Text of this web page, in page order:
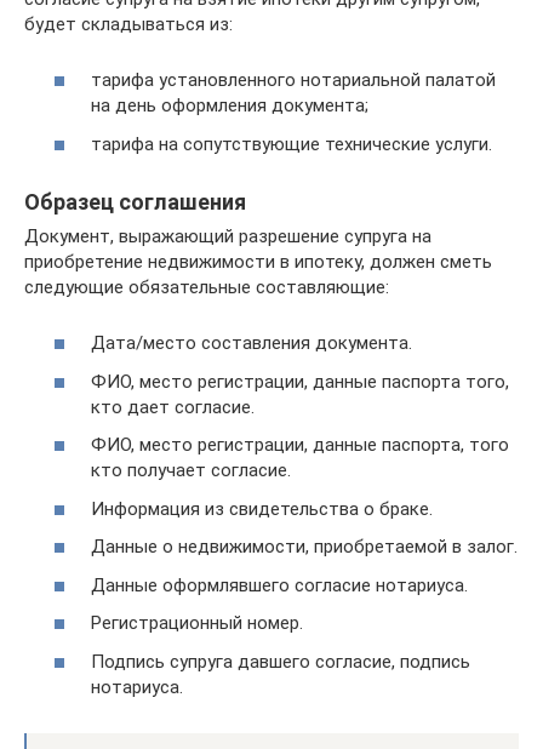
будет складываться из:
тарифа установленного нотариальной палатой
на день оформления документа;
тарифа на сопутствующие технические услуги.
Образец соглашения
Документ, выражающий разрешение супруга на
приобретение недвижимости в ипотеку, должен сметь
следующие обязательные составляющие:
Дата/место составления документа.
ФИО, место регистрации, данные паспорта того,
кто дает согласие.
ФИО, место регистрации, данные паспорта, того
кто получает согласие.
Информация из свидетельства о браке.
Данные о недвижимости, приобретаемой в залог.
Данные оформлявшего согласие нотариуса.
Регистрационный номер.
Подпись супруга давшего согласие, подпись
нотариуса.